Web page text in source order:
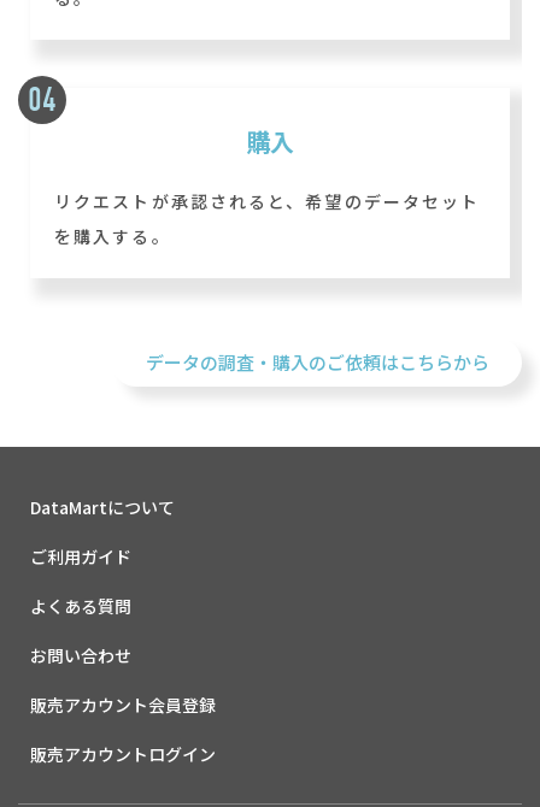
購入
リクエストが承認されると、希望のデータセット
を購入する。
データの調査・購入のご依頼はこちらから
DataMartについて
ご利用ガイド
よくある質問
お問い合わせ
販売アカウント会員登録
販売アカウントログイン